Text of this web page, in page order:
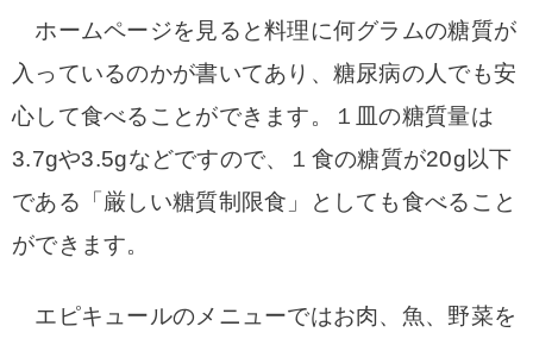
ホームページを見ると料理に何グラムの糖質が
入っているのかが書いてあり、糖尿病の人でも安
心して食べることができます。１皿の糖質量は
3.7gや3.5gなどですので、１食の糖質が20g以下
である「厳しい糖質制限食」としても食べること
ができます。
エピキュールのメニューではお肉、魚、野菜を